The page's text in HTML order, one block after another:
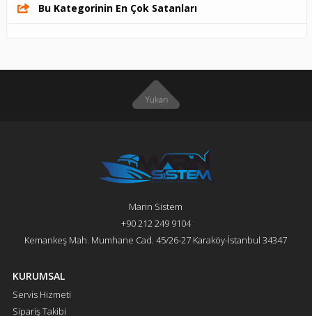
Bu Kategorinin En Çok Satanları
Marin Sistem
+90 212 249 9104
Kemankeş Mah. Mumhane Cad. 45/26-27 Karaköy-İstanbul 34347
KURUMSAL
Servis Hizmeti
Sipariş Takibi